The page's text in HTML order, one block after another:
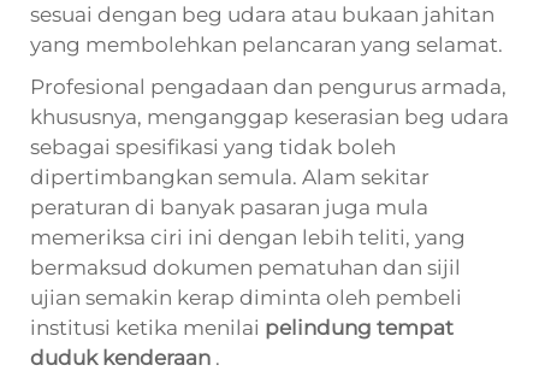
sesuai dengan beg udara atau bukaan jahitan
yang membolehkan pelancaran yang selamat.
Profesional pengadaan dan pengurus armada,
khususnya, menganggap keserasian beg udara
sebagai spesifikasi yang tidak boleh
dipertimbangkan semula. Alam sekitar
peraturan di banyak pasaran juga mula
memeriksa ciri ini dengan lebih teliti, yang
bermaksud dokumen pematuhan dan sijil
ujian semakin kerap diminta oleh pembeli
institusi ketika menilai pelindung tempat
duduk kenderaan .